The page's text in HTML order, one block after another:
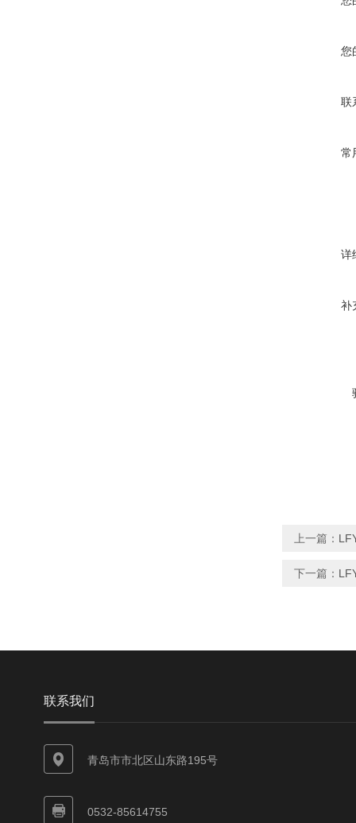
您
联
常
详
补
上一篇：
下一篇：
联系我们
青岛市市北区山东路195号
0532-85614755